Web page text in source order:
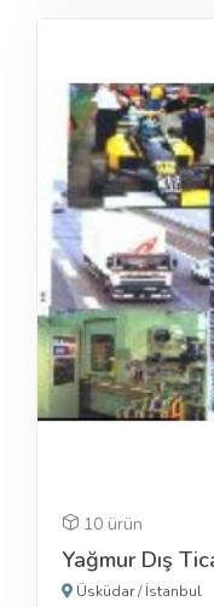
10 ürün
Yağmur Dış
Üsküdar/İstanbul